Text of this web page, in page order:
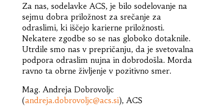
Za nas, sodelavke ACS, je bilo sodelovanje na
sejmu dobra priložnost za srečanje za
odraslimi, ki iščejo karierne priložnosti.
Nekatere zgodbe so se nas globoko dotaknile.
Utrdile smo nas v prepričanju, da je svetovalna
podpora odraslim nujna in dobrodošla. Morda
ravno ta obrne življenje v pozitivno smer.
Mag. Andreja Dobrovoljc
(andreja.dobrovoljc@acs.si), ACS